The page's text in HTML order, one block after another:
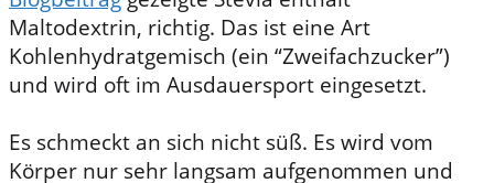
Maltodextrin, richtig. Das ist eine Art
Kohlenhydratgemisch (ein “Zweifachzucker”)
und wird oft im Ausdauersport eingesetzt.
Es schmeckt an sich nicht süß. Es wird vom
Körper nur sehr langsam aufgenommen und